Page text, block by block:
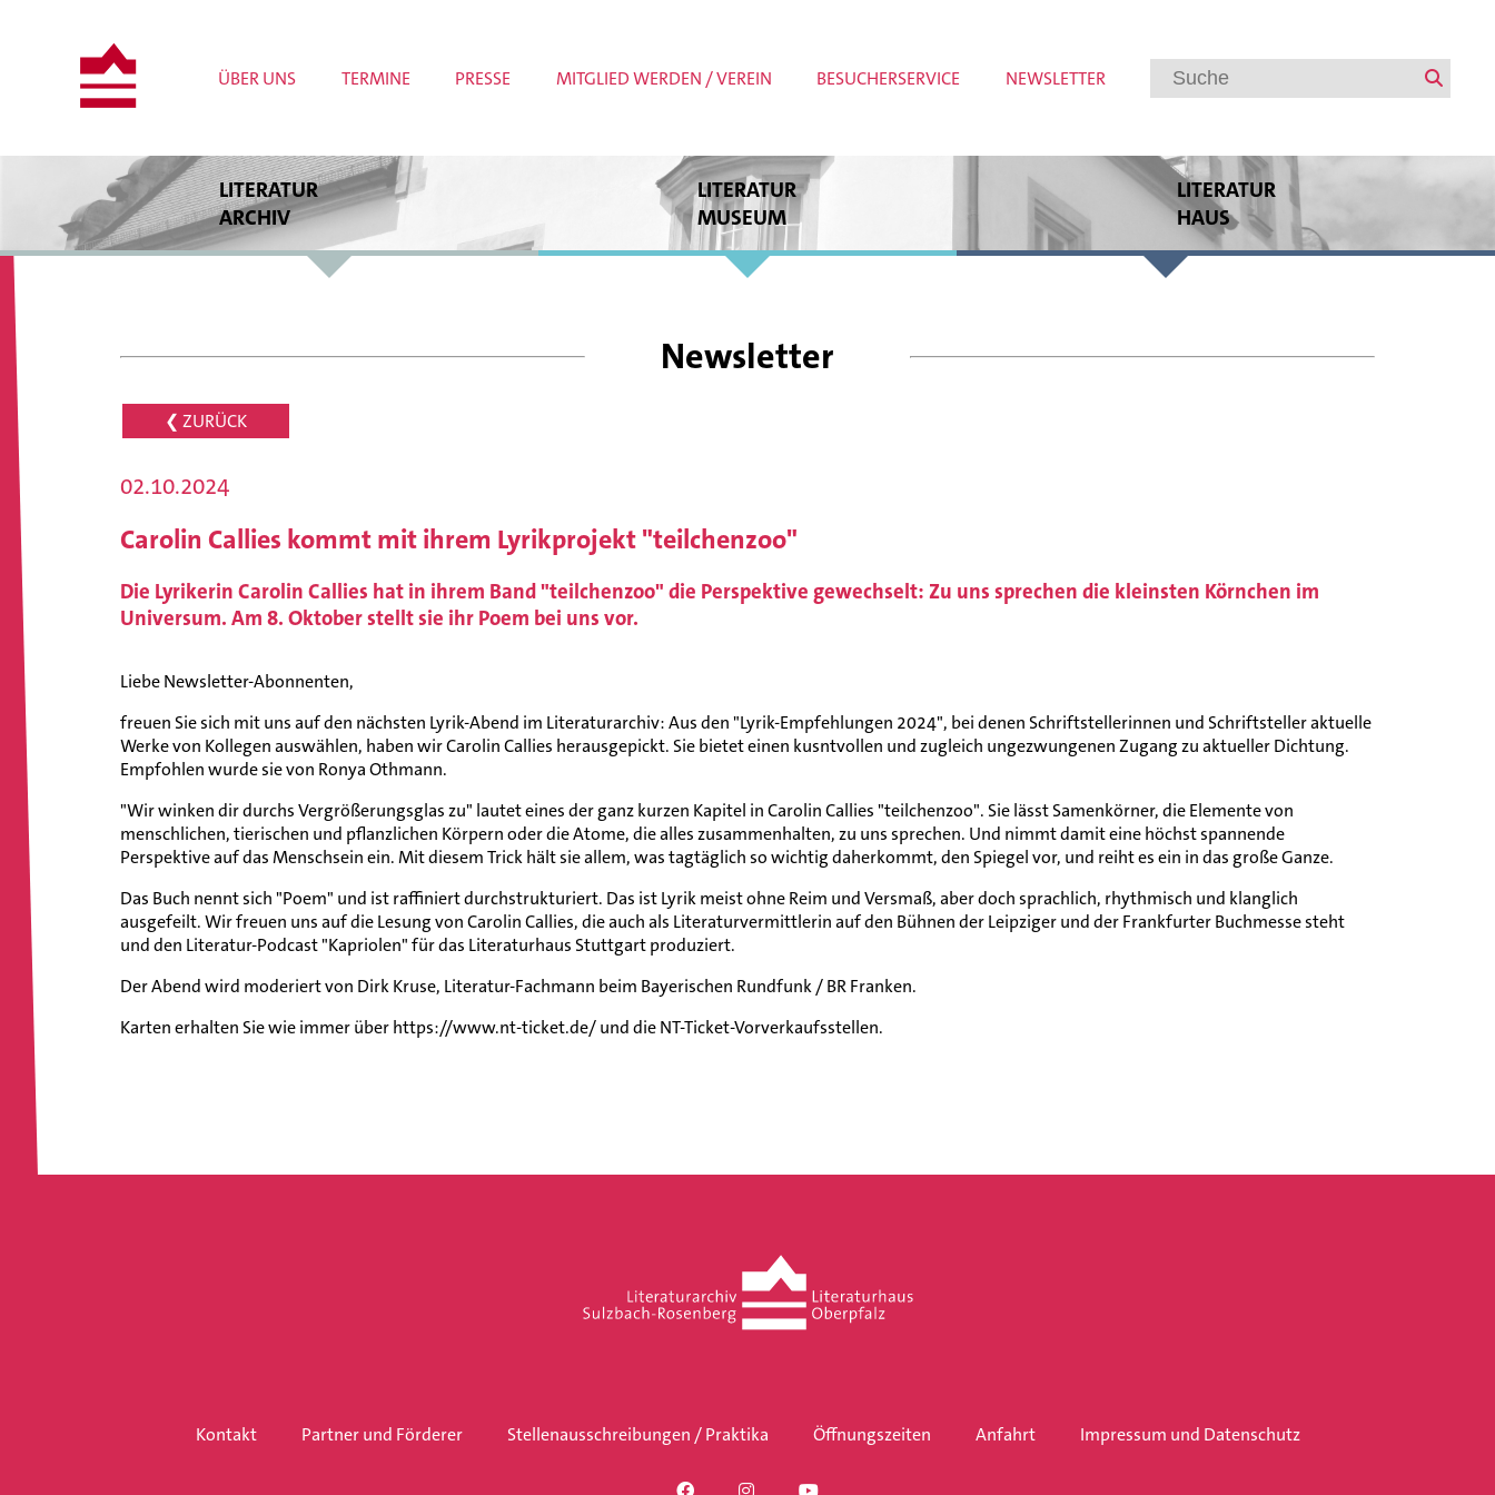
ÜBER UNS TERMINE PRESSE MITGLIED WERDEN / VEREIN BESUCHERSERVICE NEWSLETTER
LITERATUR
ARCHIV
Bestände
Wissenschaftliche Projekte
Meldungen
LITERATUR
MUSEUM
Dauerausstellung
LITERATUR
HAUS
Veranstaltungen
Autorenförderung
Newsletter
❮ ZURÜCK
02.10.2024
Carolin Callies kommt mit ihrem Lyrikprojekt "teilchenzoo"
Die Lyrikerin Carolin Callies hat in ihrem Band "teilchenzoo" die Perspektive gewechselt: Zu uns sprechen die kleinsten Körnchen im
Universum. Am 8. Oktober stellt sie ihr Poem bei uns vor.
Liebe Newsletter-Abonnenten,
freuen Sie sich mit uns auf den nächsten Lyrik-Abend im Literaturarchiv: Aus den "Lyrik-Empfehlungen 2024", bei denen Schriftstellerinnen und Schriftsteller aktuelle
Werke von Kollegen auswählen, haben wir Carolin Callies herausgepickt. Sie bietet einen kusntvollen und zugleich ungezwungenen Zugang zu aktueller Dichtung.
Empfohlen wurde sie von Ronya Othmann.
"Wir winken dir durchs Vergrößerungsglas zu" lautet eines der ganz kurzen Kapitel in Carolin Callies "teilchenzoo". Sie lässt Samenkörner, die Elemente von
menschlichen, tierischen und pflanzlichen Körpern oder die Atome, die alles zusammenhalten, zu uns sprechen. Und nimmt damit eine höchst spannende
Perspektive auf das Menschsein ein. Mit diesem Trick hält sie allem, was tagtäglich so wichtig daherkommt, den Spiegel vor, und reiht es ein in das große Ganze.
Das Buch nennt sich "Poem" und ist raffiniert durchstrukturiert. Das ist Lyrik meist ohne Reim und Versmaß, aber doch sprachlich, rhythmisch und klanglich
ausgefeilt. Wir freuen uns auf die Lesung von Carolin Callies, die auch als Literaturvermittlerin auf den Bühnen der Leipziger und der Frankfurter Buchmesse steht
und den Literatur-Podcast "Kapriolen" für das Literaturhaus Stuttgart produziert.
Der Abend wird moderiert von Dirk Kruse, Literatur-Fachmann beim Bayerischen Rundfunk / BR Franken.
Karten erhalten Sie wie immer über https://www.nt-ticket.de/ und die NT-Ticket-Vorverkaufsstellen.
Kontakt Partner und Förderer Stellenausschreibungen / Praktika Öffnungszeiten Anfahrt Impressum und Datenschutz